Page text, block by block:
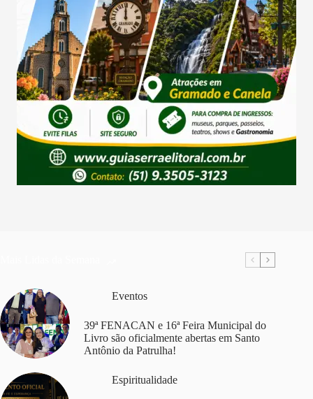
Eventos
39ª FENACAN e 16ª Feira Municipal do
Livro são oficialmente abertas em Santo
Antônio da Patrulha!
Espiritualidade